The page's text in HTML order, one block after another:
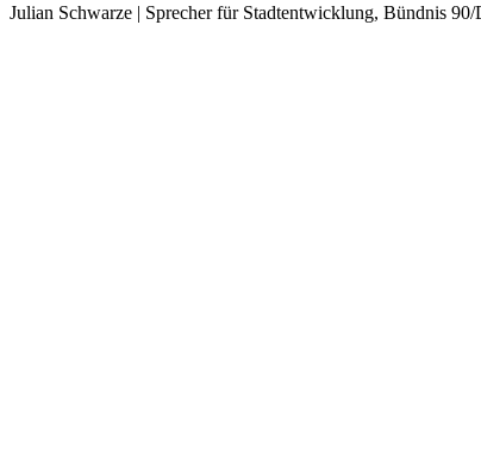
Julian Schwarze | Sprecher für Stadtentwicklung, Bündnis